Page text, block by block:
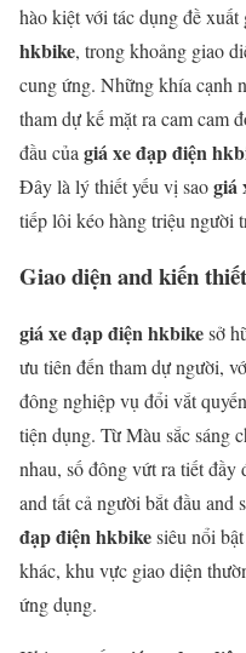
hào kiệt với tác dụng đề xuất
hkbike, trong khoảng giao
cung ứng. Những khía cạnh
tham dự kế mặt ra cam cam
đầu của giá xe đạp điện
Đây là lý thiết yếu vị saogiá
tiếp lôi kéo hàng triệu người
Giao diện and kiến
giá xe đạp điện hkbikesở
ưu tiên đến tham dự người,
đông nghiệp vụ đổi vắt
tiện dụng. Từ Màu sắc sáng
nhau, số đông vứt ra tiết đầy
and tất cả người bắt đầu
đạp điện hkbikesiêu nổi
khác, khu vực giao diện
ứng dụng.